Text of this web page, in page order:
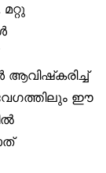
ആവിഷ്‌കരിച്ച്
വേഗത്തിലും ഈ